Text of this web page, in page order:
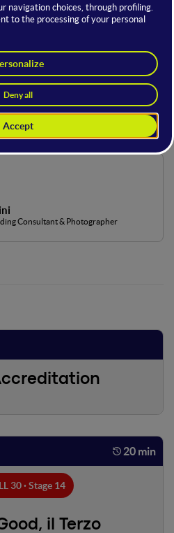
Profit
technology can amplify the
From digital innovation to
tools to optimize operations
goal: to promote the adoption of
solutions for a stronger
sector.
Consultant & Photographer
20 min
30 · Stage 14
il Terzo